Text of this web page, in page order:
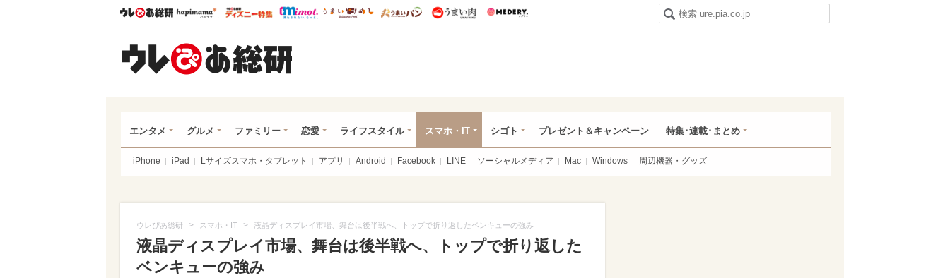
ウレぴあ総研ハピママ* ウレぴあ総研 ディズニー特集
mimot. うまいめし うまいパン うまい肉
エンタメ グルメ ファミリー 恋愛 ライフスタイル スマホ・IT シゴト プレゼント＆キャンペーン 特集･連載･まとめ
iPhone iPad Lサイズスマホ・タブレット アプリ Android Facebook LINE ソーシャルメディア Mac Windows 周辺機器・グッズ
ウレぴあ総研 > スマホ・IT > 液晶ディスプレイ市場、舞台は後半戦へ、トップで折り返したベンキューの強み
液晶ディスプレイ市場、舞台は後半戦へ、トップで折り返した
ベンキューの強み